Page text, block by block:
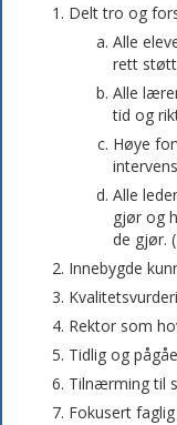
Delt tro og
Alle
rett
Alle
tid og
Høye
Alle
gjør og
de gjør.
Innebygde
Rektor som
Tidlig og
Tilnærming til
Fokusert